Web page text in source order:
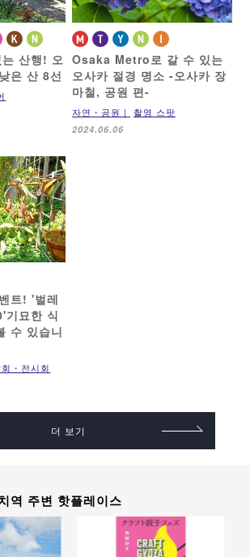
산행! 오
은 산 8선
Osaka Metro로 갈 수 있는
오사카 절경 명소-오사카 장
마철, 공원 편-
자연・공원
촬영 스팟
2024.06.06
트! '벌레
기묘한 식
수 있습니
・전시회
더 보기
역 주변 핫플레이스